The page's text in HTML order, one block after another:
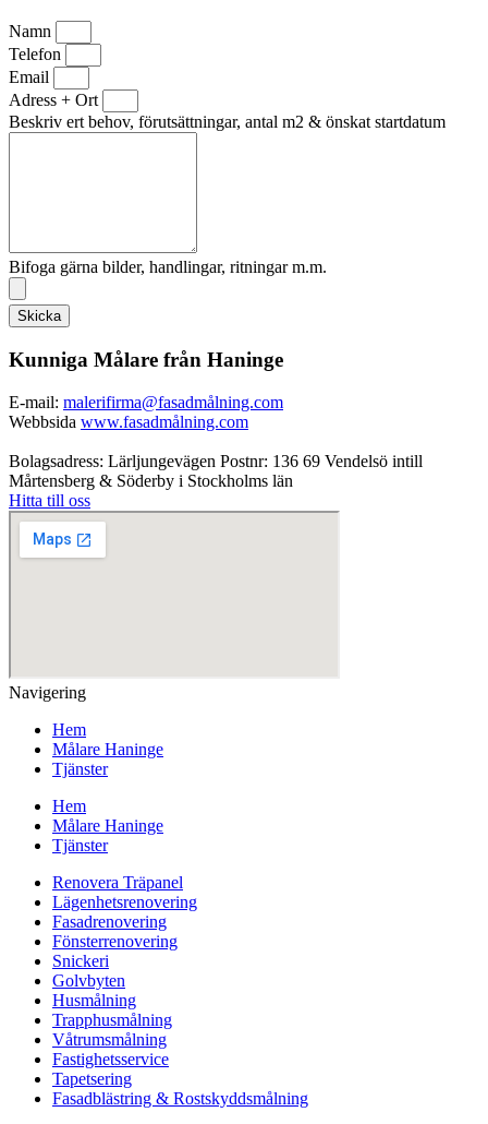
Namn
Telefon
Email
Adress + Ort
Beskriv ert behov, förutsättningar, antal m2 & önskat startdatum
Bifoga gärna bilder, handlingar, ritningar m.m.
Skicka
Kunniga Målare från Haninge
E-mail: malerifirma@fasadmålning.com
Webbsida www.fasadmålning.com
Bolagsadress: Lärljungevägen Postnr: 136 69 Vendelsö intill
Mårtensberg & Söderby i Stockholms län
Hitta till oss
Navigering
Hem
Målare Haninge
Tjänster
Hem
Målare Haninge
Tjänster
Renovera Träpanel
Lägenhetsrenovering
Fasadrenovering
Fönsterrenovering
Snickeri
Golvbyten
Husmålning
Trapphusmålning
Våtrumsmålning
Fastighetsservice
Tapetsering
Fasadblästring & Rostskyddsmålning